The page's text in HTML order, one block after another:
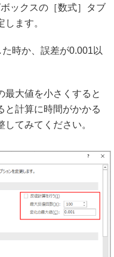
ックスの［数式］タブ
ます。
時か、誤差が0.001以
最大値を小さくすると
と計算に時間がかかる
てみてください。